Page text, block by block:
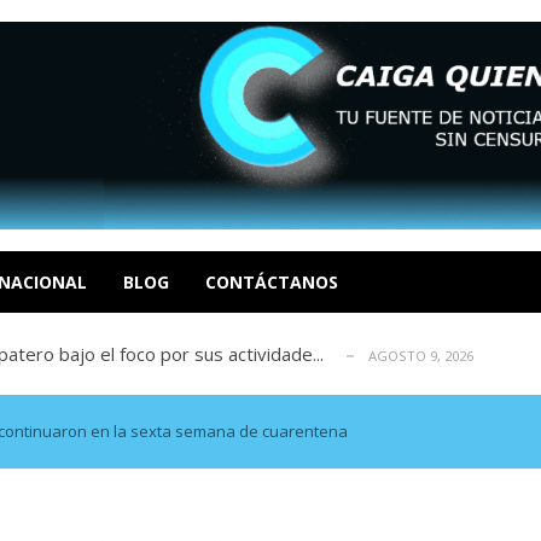
BLOG CONTÁCTANOS
en Venezuela tras finalizar su mis... AGOSTO 9, 2026
fondos para afectados por los terr... AGOSTO 9, 2026
deja un policía muerto AGOSTO 9, 2026
bajo el foco por sus actividade...
las secuelas que deja la prisión ... AGOSTO 9, 2026
en Venezuela tras finalizar su mis... AGOSTO 9, 2026
fondos para afectados por los terr...
deja un policía muerto AGOSTO 9, 2026
en la sexta semana de cuarentena